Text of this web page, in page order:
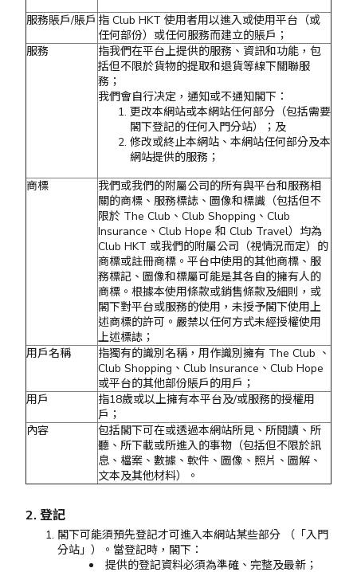
服務賬戶/賬戶 指 Club HKT 使用者用以進入或使用平台（或
任何部份）或任何服務而建立的賬戶；
服務
指我們在平台上提供的服務、資訊和功能，包
括但不限於貨物的提取和退貨等線下關聯服
務；
我們會自行决定，通知或不通知閣下：
更改本網站或本網站任何部分（包括需要
閣下登記的任何入門分站）；及
修改或終止本網站、本網站任何部分及本
網站提供的服務；
商標
我們或我們的附屬公司的所有與平台和服務相
關的商標、服務標誌、圖像和標識（包括但不
限於 The Club、Club Shopping、Club
Insurance、Club Hope 和 Club Travel）均為
Club HKT 或我們的附屬公司（視情況而定）的
商標或註冊商標。平台中使用的其他商標、服
務標記、圖像和標屬可能是其各自的擁有人的
商標。根據本使用條款或銷售條款及細則，或
閣下對平台或服務的使用，未授予閣下使用上
述商標的許可。嚴禁以任何方式未經授權使用
上述標誌；
用戶名稱
指獨有的識別名稱，用作識別擁有 The Club 、
Club Shopping、Club Insurance、Club Hope
或平台的其他部份賬戶的用戶；
用戶
指18歲或以上擁有本平台及/或服務的授權用
戶；
內容
包括閣下可在或透過本網站所見、所閱讀、所
聽、所下載或所進入的事物（包括但不限於訊
息、檔案、數據、軟件、圖像、照片、圖解、
文本及其他材料）。
2. 登記
閣下可能須預先登記才可進入本網站某些部分 （「入門
分站」）。當登記時，閣下：
提供的登記資料必須為準確、完整及最新；